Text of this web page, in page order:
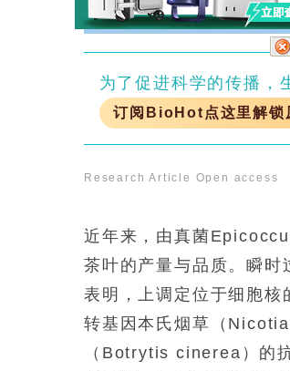
为了促进科学的传播，
订阅BioHot点这里解锁
Research Article Open access
近年来，由真菌
茶叶的产量与品质。瞬
表明，上调定位于细胞
转基因本氏烟草（
（Botrytis cinerea）的